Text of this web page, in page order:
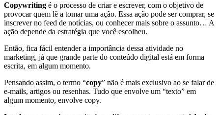
Copywriting é o processo de criar e escrever, com o objetivo de
provocar quem lê a tomar uma ação. Essa ação pode ser comprar, se
inscrever no feed de notícias, ou conhecer mais sobre o assunto… A
ação depende da estratégia que você escolheu.
Então, fica fácil entender a importância dessa atividade no
marketing, já que grande parte do conteúdo digital está em forma
escrita, em algum momento.
Pensando assim, o termo “copy” não é mais exclusivo ao se falar de
e-mails, artigos ou resenhas. Tudo que envolve um “texto” em
algum momento, envolve copy.